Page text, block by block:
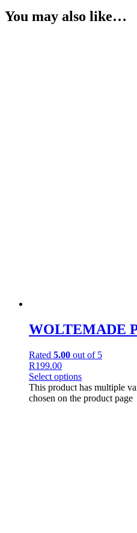
You may also like…
WOLTEMADE
Rated 5.00 out of 5
R199.00
Select options
This product has multiple
chosen on the product page